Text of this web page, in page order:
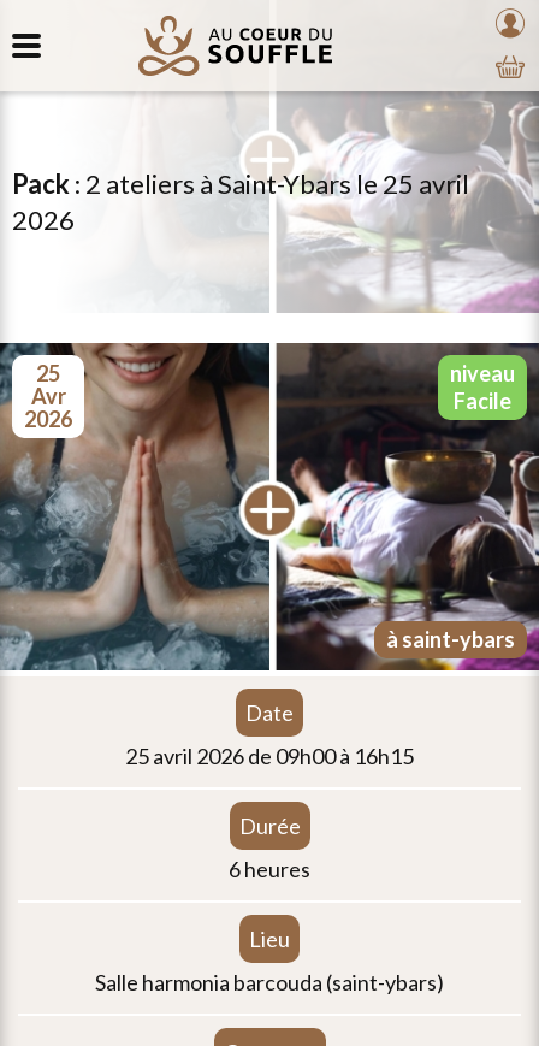
au
contenu
coeur
du
mon
Pack : 2 ateliers à Saint-Ybars le 25 avril
2026
25
avr
2026
niveau
facile
à saint-ybars
date
25 avril 2026 de 09h00 à 16h15
durée
6 heures
lieu
salle harmonia barcouda (saint-ybars)